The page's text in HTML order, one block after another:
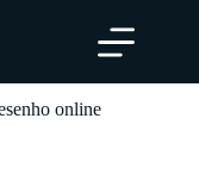
online